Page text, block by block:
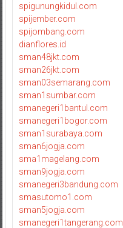
spigunungkidul.com
spijember.com
spijombang.com
dianflores.id
sman48jkt.com
sman26jkt.com
sman03semarang.com
sman1sumbar.com
smanegeri1bantul.com
smanegeri1bogor.com
sman1surabaya.com
sman6jogja.com
sma1magelang.com
sman9jogja.com
smanegeri3bandung.com
smasutomo1.com
sman5jogja.com
smanegeri1tangerang.com